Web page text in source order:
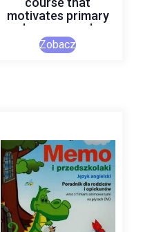
motivates primary
learners and
supports teachers
Zobacz